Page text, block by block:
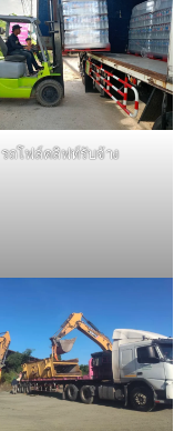
รถโฟล์คลิฟท์รับจ้าง